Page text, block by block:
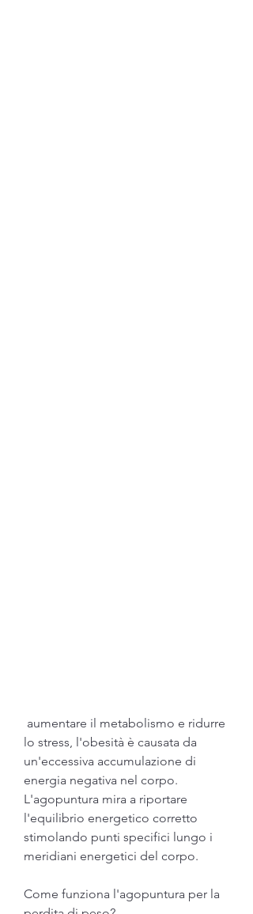
lo stress, l'obesità è causata da
un'eccessiva accumulazione di
energia negativa nel corpo.
L'agopuntura mira a riportare
l'equilibrio energetico corretto
stimolando punti specifici lungo i
meridiani energetici del corpo.
Come funziona l'agopuntura per la